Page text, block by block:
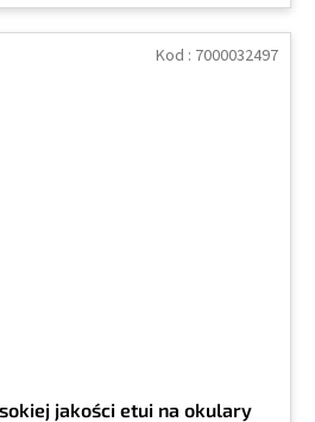
jakości etui na okulary
Kod : 7000032497